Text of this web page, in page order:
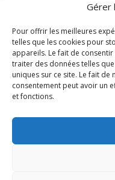
Gérer
Pour offrir les meilleures
telles que les cookies pour
appareils. Le fait de
traiter des données telles
uniques sur ce site. Le fait
consentement peut avoir un
et fonctions.
Blog
SUPPORT
Politique de
FAQ